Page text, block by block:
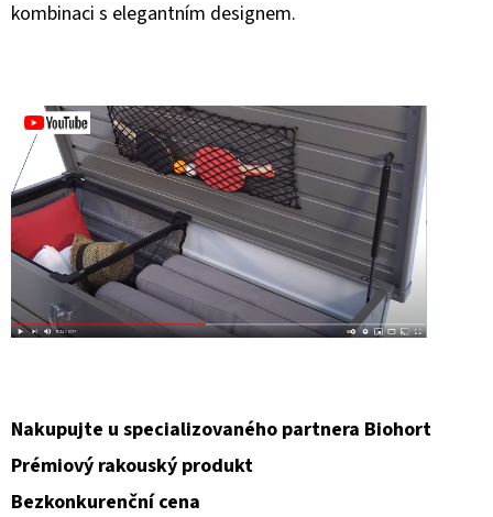
kombinaci s elegantním designem.
Nakupujte u specializovaného partnera Biohort
Prémiový rakouský produkt
Bezkonkurenční cena
M